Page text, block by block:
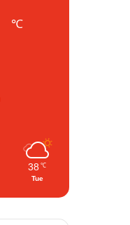
℃
38 ℃
Tue